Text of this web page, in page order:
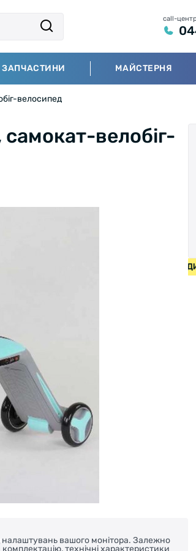
call-
ЗАПЧАСТИНИ МАЙСТЕРНЯ
велосипед
велобіг-
налаштувань вашого монітора. Залежно
технічні характеристики
• БЕЗКОШТОВНА ДОСТАВКА НА